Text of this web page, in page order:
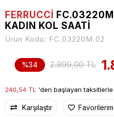
FERRUCCİ
KADIN KOL SAATI
Ürün Kodu: FC.03220M.02
%34 2.899,00 TL
240,54 TL 'den başlayan taksitlerle
Karşılaştır